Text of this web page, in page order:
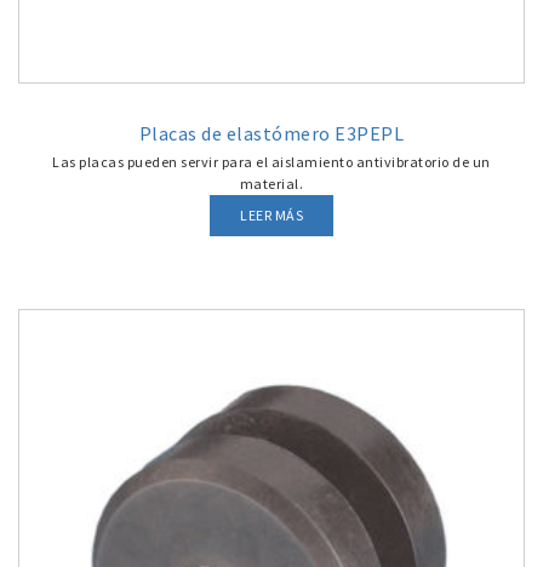
Placas de elastómero E3PEPL
Las placas pueden servir para el aislamiento antivibratorio de un
material.
LEER MÁS